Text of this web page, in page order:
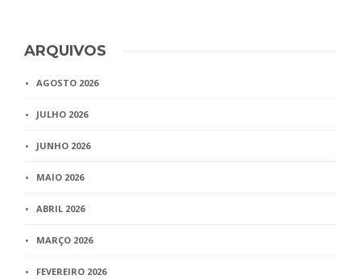
ARQUIVOS
AGOSTO 2026
JULHO 2026
JUNHO 2026
MAIO 2026
ABRIL 2026
MARÇO 2026
FEVEREIRO 2026